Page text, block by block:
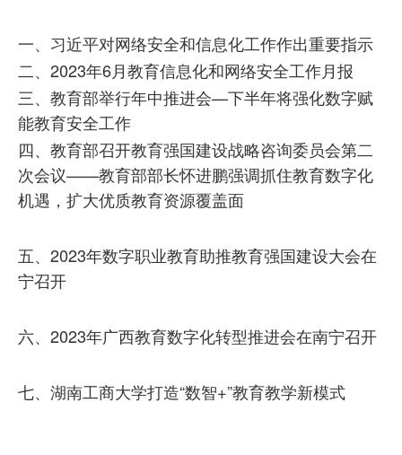
一、习近平对网络安全和信息化工作作出重要指示
二、2023年6月教育信息化和网络安全工作月报
三、教育部举行年中推进会—下半年将强化数字赋
能教育安全工作
四、教育部召开教育强国建设战略咨询委员会第二
次会议——教育部部长怀进鹏强调抓住教育数字化
机遇，扩大优质教育资源覆盖面
五、2023年数字职业教育助推教育强国建设大会在
宁召开
六、2023年广西教育数字化转型推进会在南宁召开
七、湖南工商大学打造“数智+”教育教学新模式